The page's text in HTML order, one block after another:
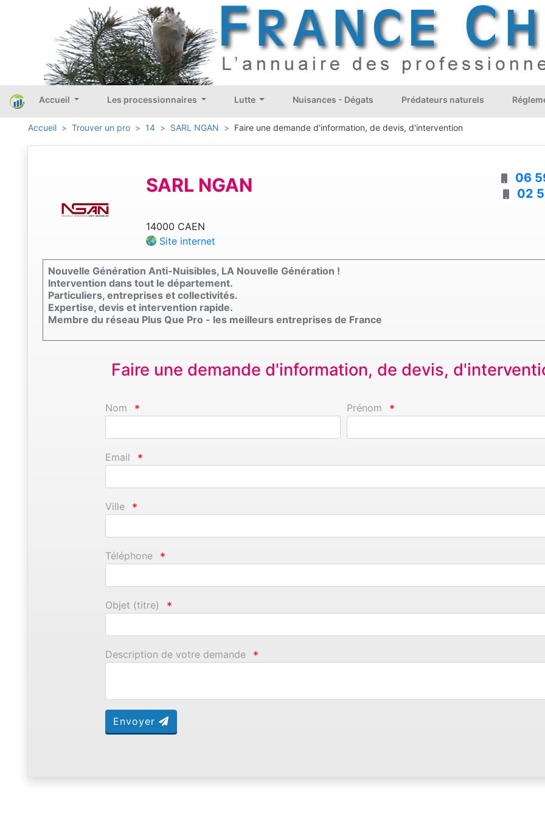
Accueil Les processionnaires Lutte Nuisances - Dégats Prédateurs naturels
Accueil Trouver un pro 14 SARL NGAN Faire une demande d'information, de devis, d'intervention
SARL NGAN
14000 CAEN
Site internet
06
02
Nouvelle Génération Anti-Nuisibles, LA Nouvelle Génération !
Intervention dans tout le département.
Particuliers, entreprises et collectivités.
Expertise, devis et intervention rapide.
Membre du réseau Plus Que Pro - les meilleurs entreprises de France
Faire une demande d'information, de devis,
Nom * Prénom *
Email *
Ville *
Téléphone *
Objet (titre) *
Description de votre demande *
Envoyer